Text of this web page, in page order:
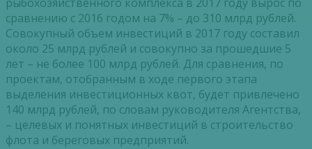
сравнению с 2016 годом на 7% – до 310 млрд рублей.
Совокупный объем инвестиций в 2017 году составил
около 25 млрд рублей и совокупно за прошедшие 5
лет – не более 100 млрд рублей. Для сравнения, по
проектам, отобранным в ходе первого этапа
выделения инвестиционных квот, будет привлечено
140 млрд рублей, по словам руководителя Агентства,
– целевых и понятных инвестиций в строительство
флота и береговых предприятий.